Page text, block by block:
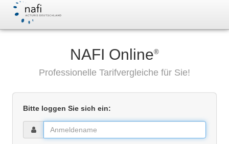
NAFI Online®
Professionelle Tarifvergleiche für Sie!
Bitte loggen Sie sich ein: